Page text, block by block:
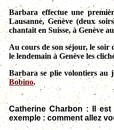
Barbara effectue une
Lausanne, Genève (deux
chantait en Suisse, à Genève
Au cours de son séjour, le
le lendemain à Genève les
Barbara se plie volontiers au
Bobino.
Catherine Charbon : Il
exemple : comment allez